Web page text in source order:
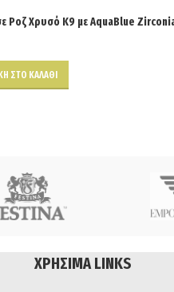
Ροζ Χρυσό Κ9 με AquaBlue
ΣΤΟ ΚΑΛΆΘΙ
ΧΡΉΣΙΜΑ LINKS